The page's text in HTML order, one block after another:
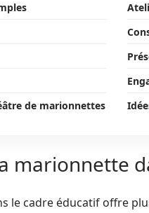
de marionnettes
marionnette
le cadre éducatif offre